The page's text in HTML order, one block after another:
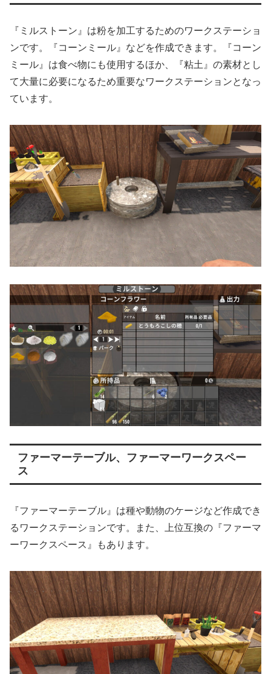
『ミルストーン』は粉を加工するためのワークステーショ
ンです。『コーンミール』などを作成できます。『コーン
ミール』は食べ物にも使用するほか、『粘土』の素材とし
て大量に必要になるため重要なワークステーションとなっ
ています。
ファーマーテーブル、ファーマーワークスペー
ス
『ファーマーテーブル』は種や動物のケージなど作成でき
るワークステーションです。また、上位互換の『ファーマ
ーワークスペース』もあります。